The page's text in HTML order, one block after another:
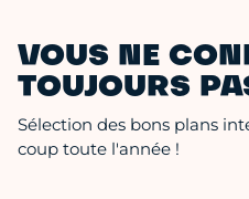
VOUS NE
TOUJOURS
Sélection des bons plans
coup toute l'année !